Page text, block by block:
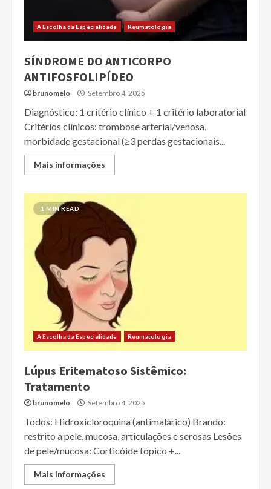
A Escolha da Especialidade Reumatologia
SÍNDROME DO ANTICORPO
ANTIFOSFOLIPÍDEO
brunomelo Setembro 4, 2025
Diagnóstico: 1 critério clínico + 1 critério laboratorial
Critérios clínicos: trombose arterial/venosa,
morbidade gestacional (≥3 perdas gestacionais...
Mais informações
1 MIN READ
A Escolha da Especialidade Reumatologia
Lúpus Eritematoso Sistêmico:
Tratamento
brunomelo Setembro 4, 2025
Todos: Hidroxicloroquina (antimalárico) Brando:
restrito a pele, mucosa, articulações e serosas Lesões
de pele/mucosa: Corticóide tópico +...
Mais informações